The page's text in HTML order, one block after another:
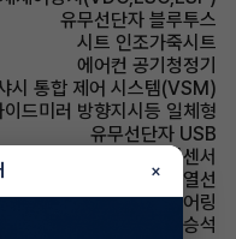
유무선단자 블루투스
시트 인조가죽시트
에어컨 공기청정기
시 통합 제어 시스템(VSM)
이드미러 방향지시등 일체형
유무선단자 USB
주차보조 후방감지센서
사이드미러 열선
어링휠 텔레스코픽 스티어링
에어백 동승석
×